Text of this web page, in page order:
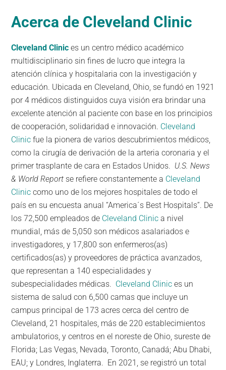
Acerca de Cleveland Clinic
Cleveland Clinic es un centro médico académico
multidisciplinario sin fines de lucro que integra la
atención clínica y hospitalaria con la investigación y
educación. Ubicada en Cleveland, Ohio, se fundó en 1921
por 4 médicos distinguidos cuya visión era brindar una
excelente atención al paciente con base en los principios
de cooperación, solidaridad e innovación. Cleveland
Clinic fue la pionera de variosdescubrimientos médicos,
como la cirugía de derivación de la arteria coronaria y el
primer trasplante de cara en Estados Unidos. U.S. News
& World Report se refiere constantemente a Cleveland
Clinic como uno de los mejores hospitales de todo el
país en su encuesta anual “America´s Best Hospitals”. De
los 72,500 empleados de Cleveland Clinic a nivel
mundial, más de 5,050 son médicos asalariados e
investigadores, y 17,800 son enfermeros(as)
certificados(as) y proveedores de práctica avanzados,
que representan a 140 especialidades y
subespecialidades médicas. Cleveland Clinic es un
sistema de salud con 6,500 camas que incluye un
campus principal de 173 acres cerca del centro de
Cleveland, 21 hospitales, más de 220 establecimientos
ambulatorios, y centros en el noreste de Ohio, sureste de
Florida; Las Vegas, Nevada, Toronto, Canadá; Abu Dhabi,
EAU; y Londres, Inglaterra. En 2021, se registró un total